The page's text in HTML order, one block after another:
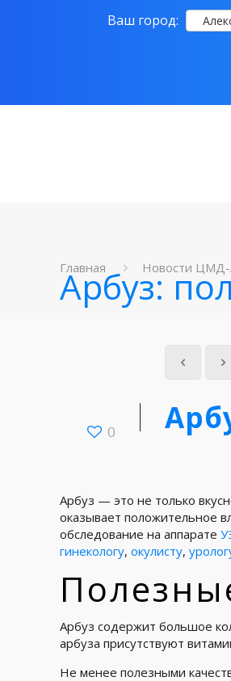
Ваш город:
Главная Новости ЦМД-
Арбуз:
0
Арбуз — это не только
оказывает положительное
обследование на аппарате
гинекологу, окулисту,
Арбуз содержит большое
арбуза присутствуют
Не менее полезными